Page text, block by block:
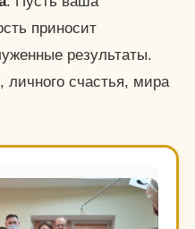
приносит
результаты.
личного счастья, мира